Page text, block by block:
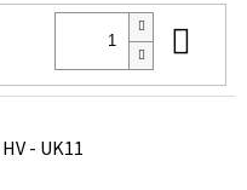
- UK11